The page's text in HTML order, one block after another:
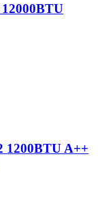
1200BTU A++